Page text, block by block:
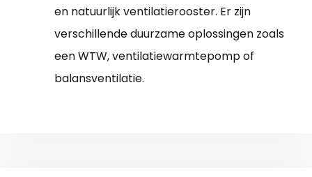
en natuurlijk ventilatierooster. Er zijn
verschillende duurzame oplossingen zoals
een WTW, ventilatiewarmtepomp of
balansventilatie.